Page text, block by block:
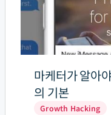
마케터가 알아
의 기본
Growth Hacking
아
할
앱
스
토
어